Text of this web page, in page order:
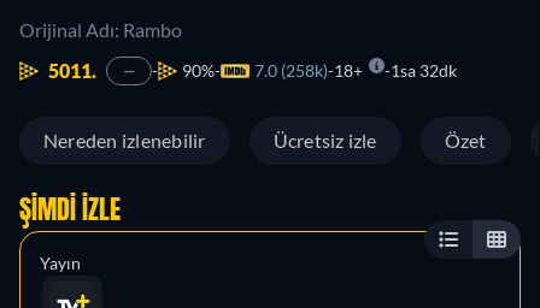
Orijinal Adı: Rambo
5011.
— 90% 7.0 (258k) 18+ 1sa 32dk
Nereden izlenebilir Ücretsiz izle Özet
ŞIMDI İZLE
Yayın